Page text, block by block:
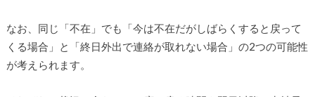
なお、同じ「不在」でも「今は不在だがしばらくすると戻って
くる場合」と「終日外出で連絡が取れない場合」の2つの可能性
が考えられます。